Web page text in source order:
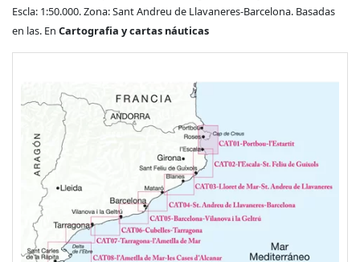
Escla: 1:50.000. Zona: Sant Andreu de Llavaneres-Barcelona. Basadas
en las. En Cartografia y cartas náuticas